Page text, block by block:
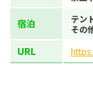
宿泊 テン
その
URL